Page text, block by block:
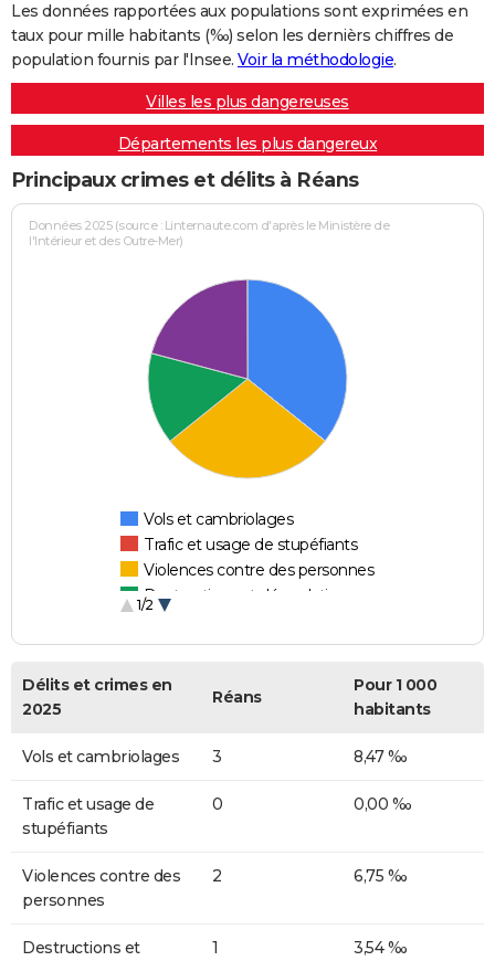
Les données rapportées aux populations sont exprimées en
taux pour mille habitants (‰) selon les dernièrs chiffres de
population fournis par l'Insee. Voir la méthodologie.
Villes les plus dangereuses
Départements les plus dangereux
Principaux crimes et délits à Réans
Données 2025 (source : Linternaute.com d'après le Ministère de
l'Intérieur et des Outre-Mer)
Vols et cambriolages
Trafic et usage de stupéfiants
Violences contre des personnes
Destructions et dégradations
1/2
Délits et crimes en
2025
Réans
Pour 1 000
habitants
Vols et cambriolages 3 8,47 ‰
Trafic et usage de
stupéfiants
0 0,00 ‰
Violences contre des
personnes
2 6,75 ‰
Destructions et
1 3,54 ‰